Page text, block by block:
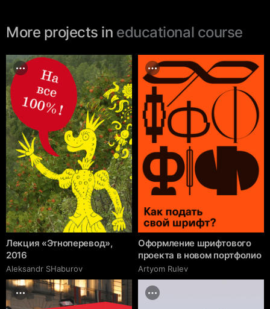
More projects in educational course
Лекция «Этноперевод»,
2016
Аleksandr SHaburov
Оформление шрифтового
проекта в новом портфолио
Artyom Rulev